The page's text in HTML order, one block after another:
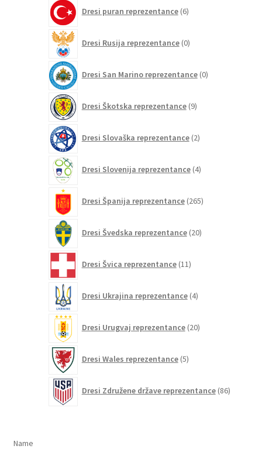
Dresi puran reprezentance 6izdelkov
Dresi Rusija reprezentance 0izdelkov
Dresi San Marino reprezentance 0izdelkov
Dresi Škotska reprezentance 9izdelkov
Dresi Slovaška reprezentance 2izdelka
Dresi Slovenija reprezentance 4izdelki
Dresi Španija reprezentance 265izdelkov
Dresi Švedska reprezentance 20izdelkov
Dresi Švica reprezentance 11izdelkov
Dresi Ukrajina reprezentance 4izdelki
Dresi Urugvaj reprezentance 20izdelkov
Dresi Wales reprezentance 5izdelkov
Dresi Združene države reprezentance 86izdelkov
Name